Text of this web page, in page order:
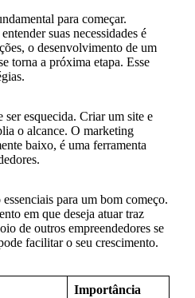
para começar.
suas necessidades é
o desenvolvimento de um
torna a próxima etapa. Esse
esquecida. Criar um site e
o alcance. O marketing
baixo, é uma ferramenta
para um bom começo.
em que deseja atuar traz
de outros empreendedores se
facilitar o seu crescimento.
Importância